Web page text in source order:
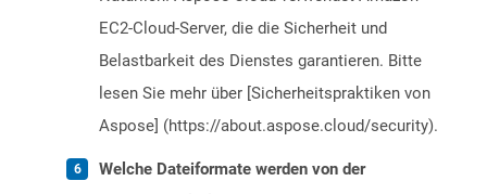
EC2-Cloud-Server, die die Sicherheit und
Belastbarkeit des Dienstes garantieren. Bitte
lesen Sie mehr über [Sicherheitspraktiken von
Aspose] (https://about.aspose.cloud/security).
Welche Dateiformate werden von der